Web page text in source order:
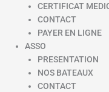
CERTIFICAT
CONTACT
PAYER EN LIGNE
ASSO
PRESENTATION
NOS BATEAUX
CONTACT